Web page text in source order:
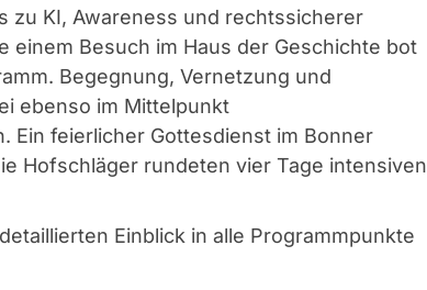
zu KI, Awareness und rechtssicherer
einem Besuch im Haus der Geschichte bot
Begegnung, Vernetzung und
ebenso im Mittelpunkt
Ein feierlicher Gottesdienst im Bonner
Hofschläger rundeten vier Tage intensiven
Einblick in alle Programmpunkte